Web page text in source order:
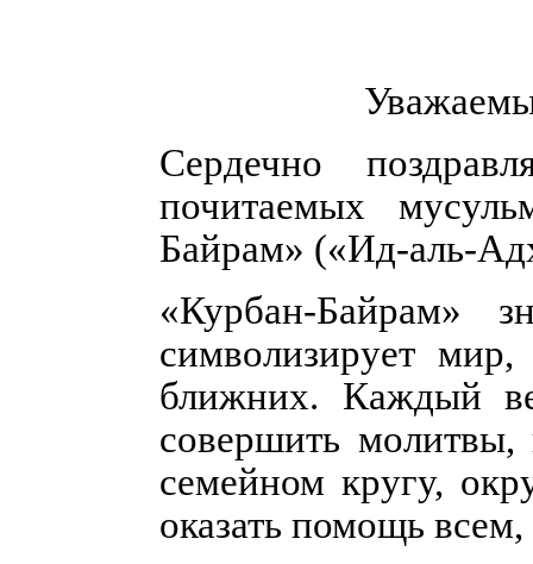
Сердечно
почитаемых
Байрам» («Ид-аль-
«Курбан-Байрам»
символизирует
ближних. Каждый
совершить молитвы,
семейном кругу,
оказать помощь